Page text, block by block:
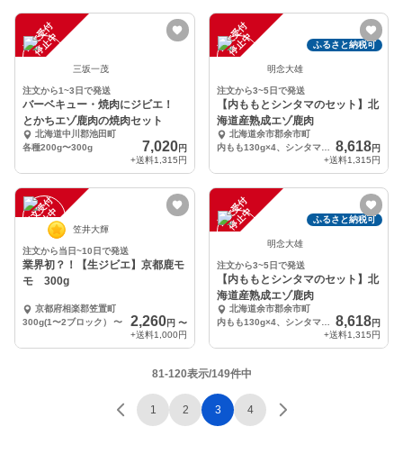
注
文
受
付
停
止
中
三坂一茂
注文から1~3日で発送
バーベキュー・焼肉にジビエ！
とかちエゾ鹿肉の焼肉セット
北海道中川郡池田町
各種200g〜300g
7,020円
+送料1,315円
注
文
受
付
停
止
中 ふるさと納税可
明念大雄
注文から3~5日で発送
【内ももとシンタマのセット】北
海道産熟成エゾ鹿肉
北海道余市郡余市町
内もも130g×4、シンタマ120g×4
8,618円
+送料1,315円
注
文
受
付
停
止
中 笠井大輝
注文から当日~10日で発送
業界初？！【生ジビエ】京都鹿モ
モ 300g
京都府相楽郡笠置町
300g(1〜2ブロック）
〜 2,260円 〜
+送料1,000円
注
文
受
付
停
止
中 ふるさと納税可
明念大雄
注文から3~5日で発送
【内ももとシンタマのセット】北
海道産熟成エゾ鹿肉
北海道余市郡余市町
内もも130g×4、シンタマ120g×4
8,618円
+送料1,315円
81-120表示/149件中
1 2 3 4